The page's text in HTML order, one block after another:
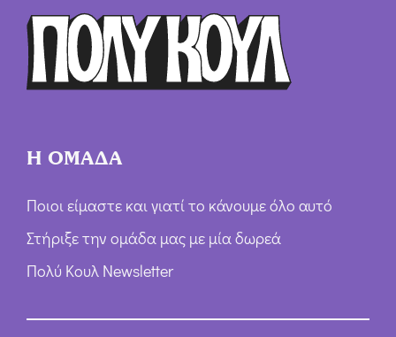
Η ΟΜΑΔΑ
Ποιοι είμαστε και γιατί το κάνουμε όλο αυτό
Στήριξε την ομάδα μας με μία δωρεά
Πολύ Κουλ Newsletter